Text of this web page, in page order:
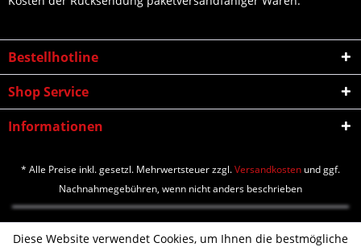
Bestellhotline
Shop Service
Informationen
* Alle Preise inkl. gesetzl. Mehrwertsteuer zzgl.Versandkosten und ggf.
Nachnahmegebühren, wenn nicht anders beschrieben
Diese Website verwendet Cookies, um Ihnen die bestmögliche